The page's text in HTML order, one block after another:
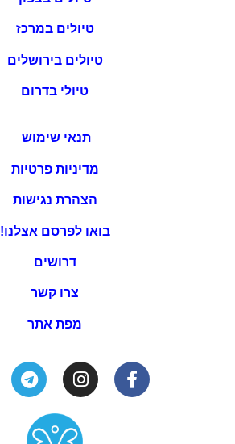
טיולים במרכז
טיולים בירושלים
טיולי בדרום
תנאי שימוש
מדיניות פרטיות
הצהרת נגישות
בואו לפרסם אצלנו!
דרושים
צרו קשר
מפת אתר